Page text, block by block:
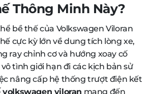
Thông Minh Này?
bề thế của Volkswagen Viloran
cực kỳ lớn về dung tích lòng xe,
ray chỉnh cơ và hướng xoay cố
tình giới hạn đi các kịch bản sử
nâng cấp hệ thống trượt điện kết
volkswagen viloran mang đến